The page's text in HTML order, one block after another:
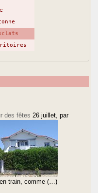
des fêtes 26 juillet , par
en train, comme (…)